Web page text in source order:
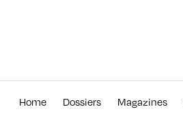
Home Dossiers Magazines